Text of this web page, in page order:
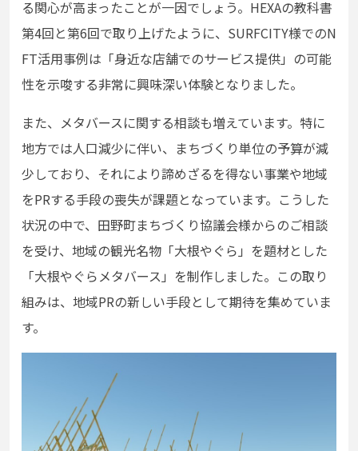
る関心が高まったことが一因でしょう。HEXAの教科書
第4回と第6回で取り上げたように、SURFCITY様でのN
FT活用事例は「身近な店舗でのサービス提供」の可能
性を示唆する非常に興味深い体験となりました。
また、メタバースに関する相談も増えています。特に
地方では人口減少に伴い、まちづくり単位の予算が減
少しており、それにより諦めざるを得ない事業や地域
をPRする手段の喪失が課題となっています。こうした
状況の中で、田野町まちづくり協議会様からのご相談
を受け、地域の観光名物「大根やぐら」を題材とした
「大根やぐらメタバース」を制作しました。この取り
組みは、地域PRの新しい手段として期待を集めていま
す。